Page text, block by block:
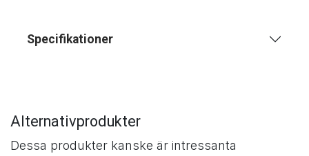
Specifikationer
Alternativprodukter
Dessa produkter kanske är intressanta